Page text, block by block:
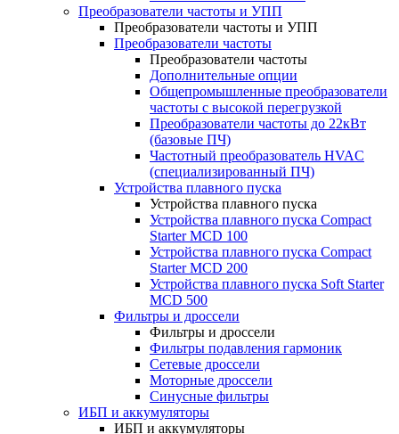
Преобразователи частоты и УПП
Преобразователи частоты и УПП
Преобразователи частоты
Преобразователи частоты
Дополнительные опции
Общепромышленные преобразователи
частоты с высокой перегрузкой
Преобразователи частоты до 22кВт
(базовые ПЧ)
Частотный преобразователь HVAC
(специализированный ПЧ)
Устройства плавного пуска
Устройства плавного пуска
Устройства плавного пуска Compact
Starter MCD 100
Устройства плавного пуска Compact
Starter MCD 200
Устройства плавного пуска Soft Starter
MCD 500
Фильтры и дроссели
Фильтры и дроссели
Фильтры подавления гармоник
Сетевые дроссели
Моторные дроссели
Синусные фильтры
ИБП и аккумуляторы
ИБП и аккумуляторы